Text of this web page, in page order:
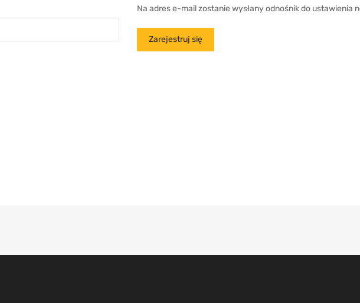
Na adres e-mail zostanie wysłany odnośnik do ustawienia
Zarejestruj się